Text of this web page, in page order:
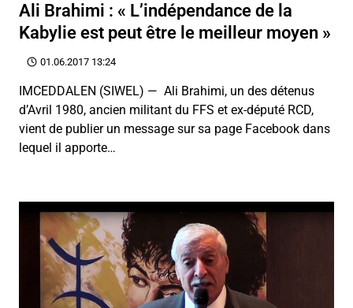
Ali Brahimi : « L’indépendance de la
Kabylie est peut être le meilleur moyen »
01.06.2017 13:24
IMCEDDALEN (SIWEL) — Ali Brahimi, un des détenus
d’Avril 1980, ancien militant du FFS et ex-député RCD,
vient de publier un message sur sa page Facebook dans
lequel il apporte…